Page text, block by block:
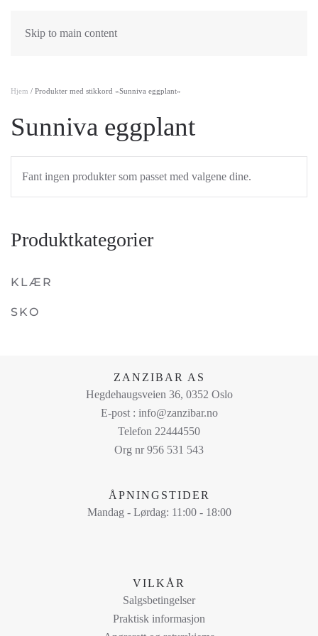
Skip to main content
Hjem / Produkter med stikkord «Sunniva eggplant»
Sunniva eggplant
Fant ingen produkter som passet med valgene dine.
Produktkategorier
KLÆR
SKO
ZANZIBAR AS
Hegdehaugsveien 36, 0352 Oslo
E-post : info@zanzibar.no
Telefon 22444550
Org nr 956 531 543
ÅPNINGSTIDER
Mandag - Lørdag: 11:00 - 18:00
VILKÅR
Salgsbetingelser
Praktisk informasjon